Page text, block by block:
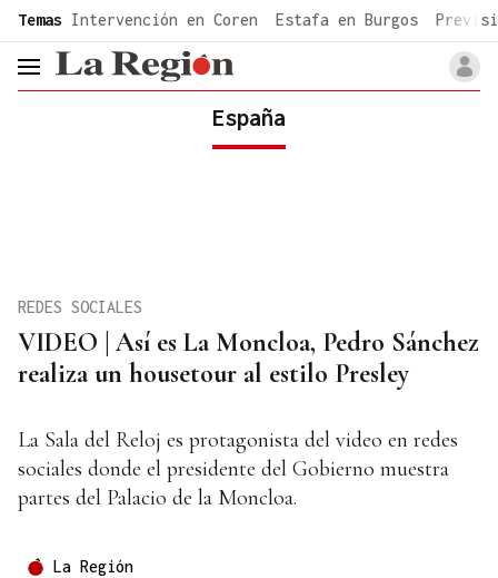
common.go-to-content
Temas Intervención en Coren Estafa en Burgos
header.menu.open
España
VIDEO | Así es La Moncloa, Pedro Sánchez
realiza un housetour al estilo Presley
REDES SOCIALES
La Sala del Reloj es protagonista del video en redes
sociales donde el presidente del Gobierno muestra
partes del Palacio de la Moncloa.
La Región